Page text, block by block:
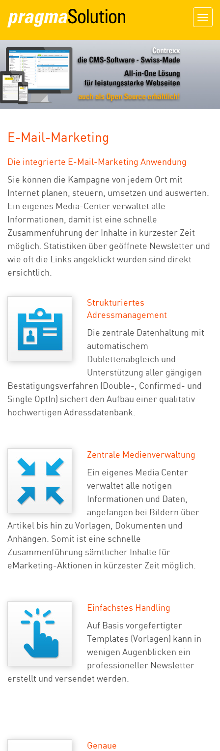
E-Mail-Marketing
Die integrierte E-Mail-Marketing Anwendung
Sie können die Kampagne von jedem Ort mit
Internet planen, steuern, umsetzen und auswerten.
Ein eigenes Media-Center verwaltet alle
Informationen, damit ist eine schnelle
Zusammenführung der Inhalte in kürzester Zeit
möglich. Statistiken über geöffnete Newsletter und
wie oft die Links angeklickt wurden sind direkt
ersichtlich.
Strukturiertes
Adressmanagement
Die zentrale Datenhaltung mit
automatischem
Dublettenabgleich und
Unterstützung aller gängigen
Bestätigungsverfahren (Double-, Confirmed- und
Single OptIn) sichert den Aufbau einer qualitativ
hochwertigen Adressdatenbank.
Zentrale Medienverwaltung
Ein eigenes Media Center
verwaltet alle nötigen
Informationen und Daten,
angefangen bei Bildern über
Artikel bis hin zu Vorlagen, Dokumenten und
Anhängen. Somit ist eine schnelle
Zusammenführung sämtlicher Inhalte für
eMarketing-Aktionen in kürzester Zeit möglich.
Einfachstes Handling
Auf Basis vorgefertigter
Templates (Vorlagen) kann in
wenigen Augenblicken ein
professioneller Newsletter
erstellt und versendet werden.
Genaue